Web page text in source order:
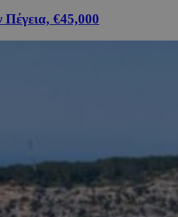
Πέγεια, €45,000